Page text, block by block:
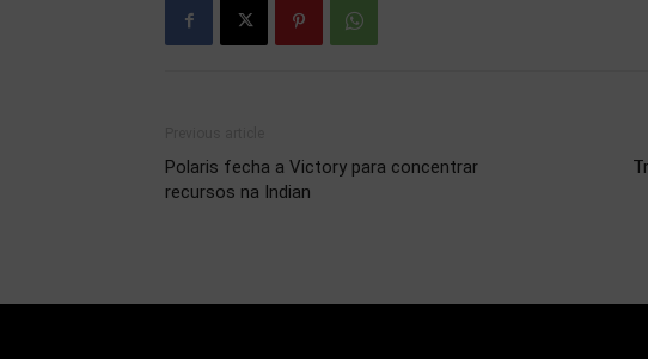
Polaris fecha a Victory para concentrar
recursos na Indian